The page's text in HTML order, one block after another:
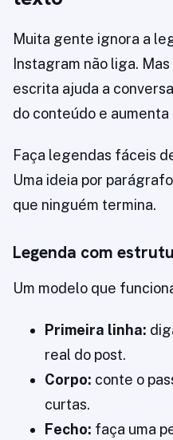
Muita gente ignora a
Instagram não liga.
escrita ajuda a
do conteúdo e
Faça legendas fáceis
Uma ideia por
que ninguém termina.
Legenda com
Um modelo que
Primeira linha:
real do post.
Corpo: conte o
curtas.
Fecho: faça uma